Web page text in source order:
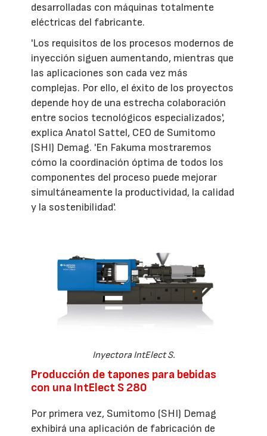
desarrolladas con máquinas totalmente
eléctricas del fabricante.
'Los requisitos de los procesos modernos de
inyección siguen aumentando, mientras que
las aplicaciones son cada vez más
complejas. Por ello, el éxito de los proyectos
depende hoy de una estrecha colaboración
entre socios tecnológicos especializados',
explica Anatol Sattel, CEO de Sumitomo
(SHI) Demag. 'En Fakuma mostraremos
cómo la coordinación óptima de todos los
componentes del proceso puede mejorar
simultáneamente la productividad, la calidad
y la sostenibilidad'.
Inyectora IntElect S.
Producción de tapones para bebidas
con una IntElect S 280
Por primera vez, Sumitomo (SHI) Demag
exhibirá una aplicación de fabricación de